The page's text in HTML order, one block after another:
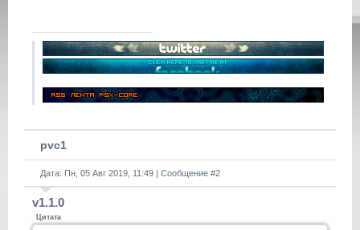
pvc1
Дата: Пн, 05 Авг 2019, 11:49 | Сообщение #2
v1.1.0
Цитата